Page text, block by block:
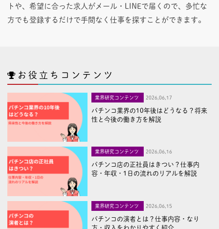
トや、希望に合った求人がメール・LINEで届くので、多忙な
方でも登録するだけで手間なく仕事を探すことができます。
お役立ちコンテンツ
業界研究コンテンツ 2026,06,17
パチンコ業界の10年後はどうなる？将来
性と今後の働き方を解説
業界研究コンテンツ 2026,06,16
パチンコ店の正社員はきつい？仕事内
容・年収・1日の流れのリアルを解説
業界研究コンテンツ 2026,06,15
パチンコの演者とは？仕事内容・なり
方・収入をわかりやすく紹介